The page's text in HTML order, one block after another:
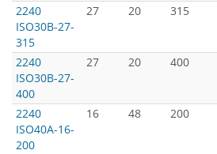
2240
ISO30B-27-
315
27 20 315
2240
ISO30B-27-
400
27 20 400
2240
ISO40A-16-
200
16 48 200